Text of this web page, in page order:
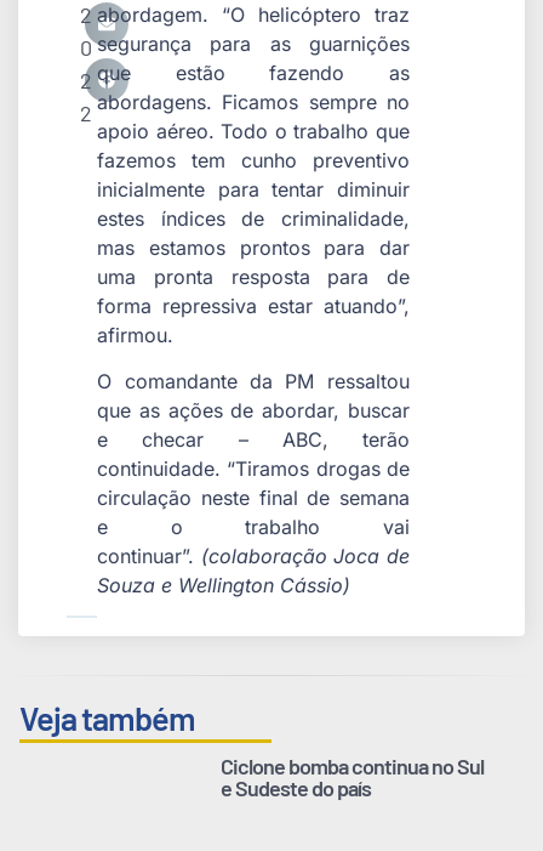
2
0
2
2
abordagem. “O helicóptero traz
segurança para as guarnições
que estão fazendo as
abordagens. Ficamos sempre no
apoio aéreo. Todo o trabalho que
fazemos tem cunho preventivo
inicialmente para tentar diminuir
estes índices de criminalidade,
mas estamos prontos para dar
uma pronta resposta para de
forma repressiva estar atuando”,
afirmou.
O comandante da PM ressaltou
que as ações de abordar, buscar
e checar – ABC, terão
continuidade. “Tiramos drogas de
circulação neste final de semana
e o trabalho vai
continuar”. (colaboração Joca de
Souza e Wellington Cássio)
Veja também
Ciclone bomba continua no Sul
e Sudeste do país